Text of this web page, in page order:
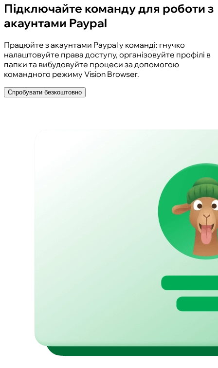
Підключайте команду для роботи з
акаунтами Paypal
Працюйте з акаунтами Paypal у команді: гнучко
налаштовуйте права доступу, організовуйте профілі в
папки та вибудовуйте процеси за допомогою
командного режиму Vision Browser.
Спробувати безкоштовно